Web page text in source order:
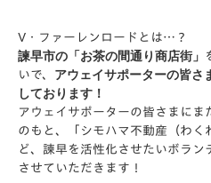
V・ファーレンロードとは…？
諫早市の「お茶の間通り商店街」
いで、 アウェイサポーターの皆さ
しております！
アウェイサポーターの皆さまに
のもと、「シモハマ不動産（わく
ど、諫早を活性化させたいボラン
させていただきます！